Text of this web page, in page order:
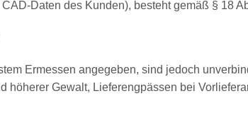
Daten des Kunden), besteht gemäß § 18
Ermessen angegeben, sind jedoch
höherer Gewalt, Lieferengpässen bei